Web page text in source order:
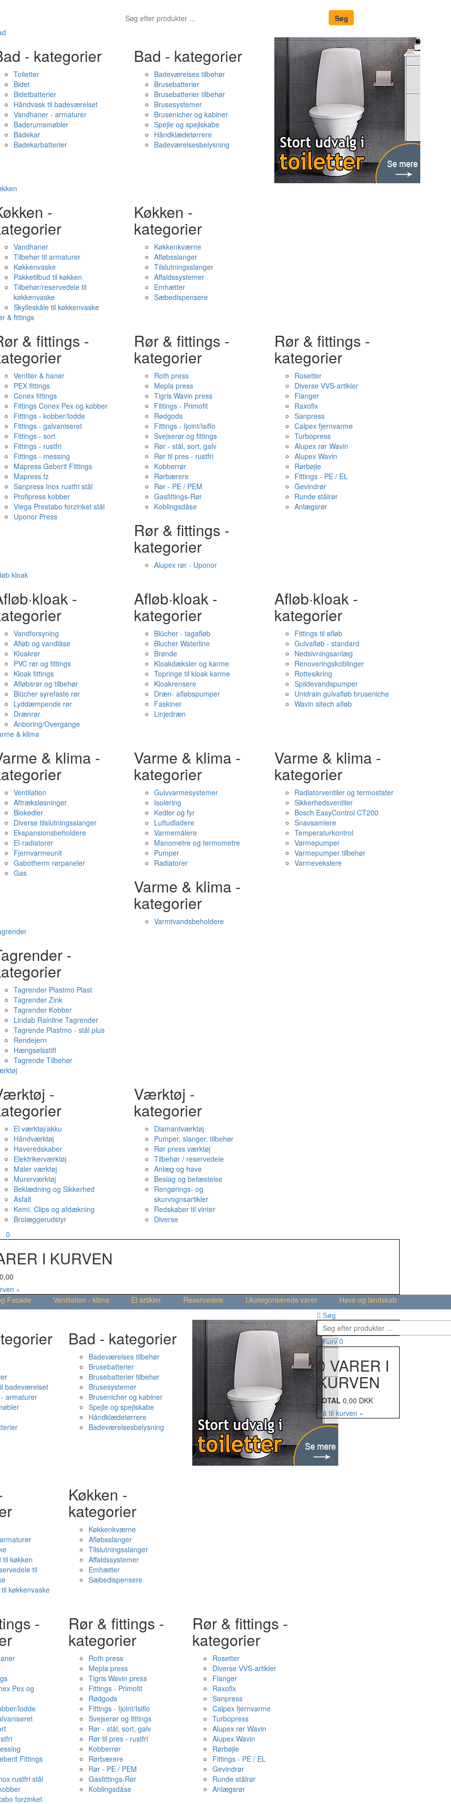
- kategorier
Toiletter
Bidet
Bidetbatterier
Håndvask til badeværelset
Vandhaner - armaturer
Baderumsmøbler
Badekar
Badekarbatterier
Bad - kategorier
Badeværelses tilbehør
Brusebatterier
Brusebatterier tilbehør
Brusesystemer
Brusenicher og kabiner
Spejle og spejlskabe
Håndklædetørrere
Badeværelsesbelysning
-
Vandhaner
Tilbehør til armaturer
Køkkenvaske
Pakketilbud til køkken
Tilbehør/reservedele til
køkkenvaske
Skylleskåle til køkkenvaske
Køkken -
kategorier
Køkkenkværne
Afløbsslanger
Tilslutningsslanger
Affaldssystemer
Emhætter
Sæbedispensere
& fittings
& fittings -
Ventiler & haner
PEX fittings
Conex fittings
Fittings Conex Pex og kobber
Fittings - kobber/lodde
Fittings - galvaniseret
Fittings - sort
Fittings - rustfri
Fittings - messing
Mapress Geberit Fittings
Mapress fz
Sanpress Inox rustfri stål
Profipress kobber
Viega Prestabo forzinket stål
Uponor Press
Rør & fittings -
kategorier
Roth press
Mepla press
Tigris Wavin press
Fittings - Primofit
Rødgods
Fittings - Ijoint/Isiflo
Svejserør og fittings
Rør - stål, sort, galv
Rør til pres - rustfri
Kobberrør
Rørbærere
Rør - PE / PEM
Gasfittings-Rør
Koblingsdåse
Rør & fittings -
kategorier
Rosetter
Diverse VVS-artikler
Flanger
Raxofix
Sanpress
Calpex fjernvarme
Turbopress
Alupex rør Wavin
Alupex Wavin
Rørbøjle
Fittings - PE / EL
Gevindrør
Runde stålrør
Anlægsrør
Rør & fittings -
kategorier
Alupex rør - Uponor
-
Vandforsyning
Afløb og vandlåse
Kloakrør
PVC rør og fittings
Kloak fittings
Afløbsrør og tilbehør
Blücher syrefaste rør
Lyddæmpende rør
Drænrør
Anboring/Overgange
Afløb·kloak -
kategorier
Blücher - tagafløb
Blucher Waterline
Brønde
Kloakdæksler og karme
Topringe til kloak karme
Kloakrensere
Dræn- afløbspumper
Faskiner
Linjedræn
Afløb·kloak -
kategorier
Fittings til afløb
Gulvafløb - standard
Nedsivningsanlæg
Renoveringskoblinger
Rottesikring
Spildevandspumper
Unidrain gulvafløb bruseniche
Wavin sitech afløb
& klima
& klima -
Ventilation
Aftræksløsninger
Biokedler
Diverse tilslutningsslanger
Ekspansionsbeholdere
El-radiatorer
Fjernvarmeunit
Gabotherm rørpaneler
Gas
Varme & klima -
kategorier
Gulvvarmesystemer
Isolering
Kedler og fyr
Luftudladere
Varmemålere
Manometre og termometre
Pumper
Radiatorer
Varme & klima -
kategorier
Radiatorventiler og termostater
Sikkerhedsventiler
Bosch EasyControl CT200
Snavsamlere
Temperaturkontrol
Varmepumper
Varmepumper tilbehør
Varmevekslere
Varme & klima -
kategorier
Varmtvandsbeholdere
-
Tagrender Plastmo Plast
Tagrender Zink
Tagrender Kobber
Lindab Rainline Tagrender
Tagrende Plastmo - stål plus
Rendejern
Hængselsstift
Tagrende Tilbehør
-
El værktøj/akku
Håndværktøj
Haveredskaber
Elektrikerværktøj
Maler værktøj
Murerværktøj
Beklædning og Sikkerhed
Asfalt
Kemi, Clips og afdækning
Brolæggerudstyr
Værktøj -
kategorier
Diamantværktøj
Pumper, slanger, tilbehør
Rør press værktøj
Tilbehør / reservedele
Anlæg og have
Beslag og befæstelse
Rengørings- og
skurvognsartikler
Redskaber til vinter
Diverse
0
I KURVEN
»
Facade
Ventilation - klima El artikler Reservedele Ukategoriserede varer Have og landskab
badeværelset
armaturer
Bad - kategorier
Badeværelses tilbehør
Brusebatterier
Brusebatterier tilbehør
Brusesystemer
Brusenicher og kabiner
Spejle og spejlskabe
Håndklædetørrere
Badeværelsesbelysning
til køkken
til
køkkenvaske
Køkken -
kategorier
Køkkenkværne
Afløbsslanger
Tilslutningsslanger
Affaldssystemer
Emhætter
Sæbedispensere
-
Pex og
lodde
Fittings
rustfri stål
forzinket
Rør & fittings -
kategorier
Roth press
Mepla press
Tigris Wavin press
Fittings - Primofit
Rødgods
Fittings - Ijoint/Isiflo
Svejserør og fittings
Rør - stål, sort, galv
Rør til pres - rustfri
Kobberrør
Rørbærere
Rør - PE / PEM
Gasfittings-Rør
Koblingsdåse
Rør & fittings -
kategorier
Rosetter
Diverse VVS-artikler
Flanger
Raxofix
Sanpress
Calpex fjernvarme
Turbopress
Alupex rør Wavin
Alupex Wavin
Rørbøjle
Fittings - PE / EL
Gevindrør
Runde stålrør
Anlægsrør
Søg
Kurv 0
0 VARER I
KURVEN
TOTAL 0,00 DKK
Gå til kurven »